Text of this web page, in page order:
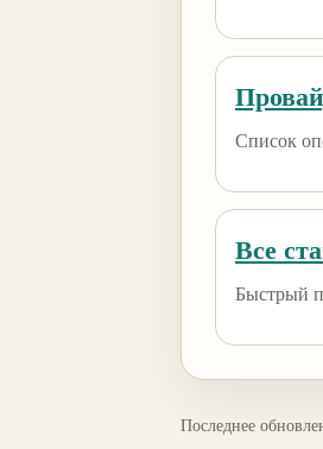
Список
Все
Быстрый
Последнее